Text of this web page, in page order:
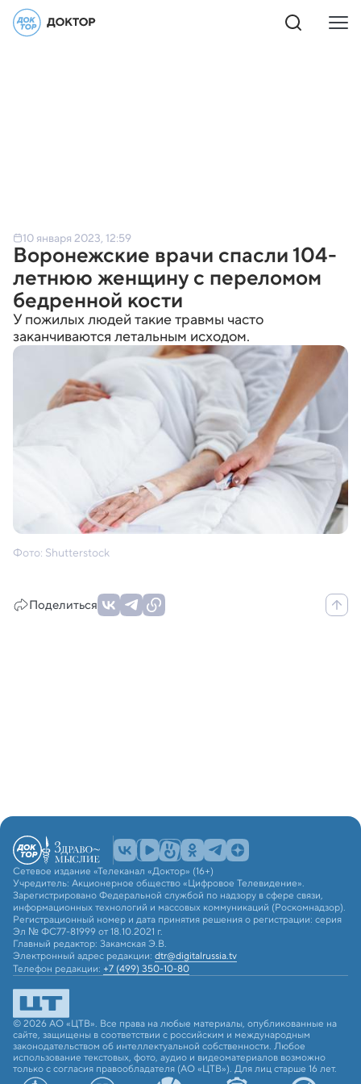
10 января 2023, 12:59
Воронежские врачи спасли 104-
летнюю женщину с переломом
бедренной кости
У пожилых людей такие травмы часто
заканчиваются летальным исходом.
Фото: Shutterstock
Поделиться
Сетевое издание «Телеканал «Доктор» (16+)
Учредитель: Акционерное общество «Цифровое Телевидение».
Зарегистрировано Федеральной службой по надзору в сфере связи,
информационных технологий и массовых коммуникаций (Роскомнадзор).
Регистрационный номер и дата принятия решения о регистрации: серия
Эл № ФС77-81999 от 18.10.2021 г.
Главный редактор: Закамская Э.В.
Электронный адрес редакции: dtr@digitalrussia.tv
Телефон редакции: +7 (499) 350-10-80
© 2026 АО «ЦТВ». Все права на любые материалы, опубликованные на
сайте, защищены в соответствии с российским и международным
законодательством об интеллектуальной собственности. Любое
использование текстовых, фото, аудио и видеоматериалов возможно
только с согласия правообладателя (АО «ЦТВ»). Для лиц старше 16 лет.